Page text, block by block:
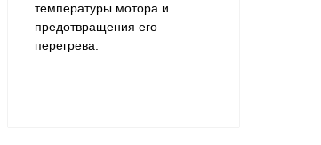
температуры мотора и
предотвращения его
перегрева.